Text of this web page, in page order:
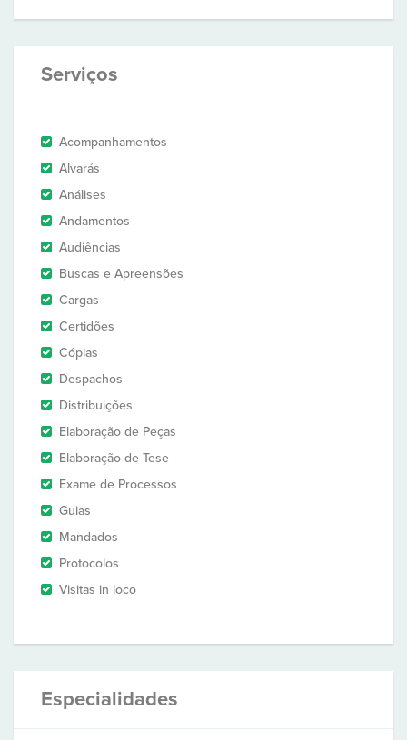
Serviços
Acompanhamentos
Alvarás
Análises
Andamentos
Audiências
Buscas e Apreensões
Cargas
Certidões
Cópias
Despachos
Distribuições
Elaboração de Peças
Elaboração de Tese
Exame de Processos
Guias
Mandados
Protocolos
Visitas in loco
Especialidades